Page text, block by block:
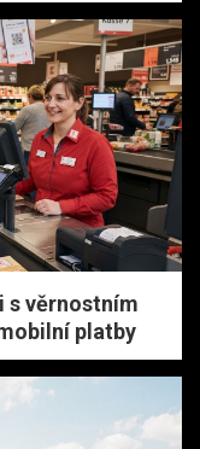
s věrnostním
platby